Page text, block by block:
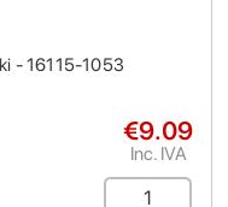
- 16115-1053
€9.09
Inc. IVA